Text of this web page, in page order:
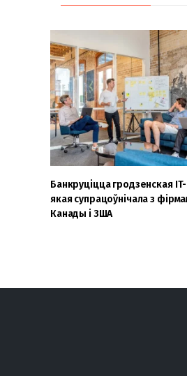
Банкруціцца гродзенская
якая супрацоўнічала з
Канады і ЗША